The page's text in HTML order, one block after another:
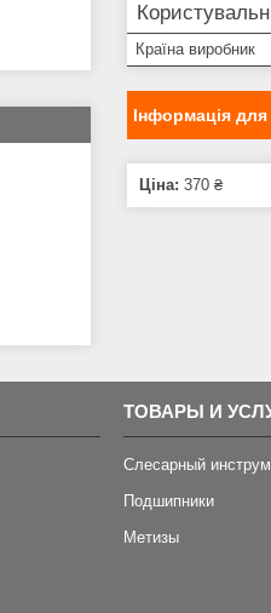
Країна виробник
Інформація
Ціна: 370 ₴
ТОВАРЫ И
Слесарный
Подшипники
Метизы